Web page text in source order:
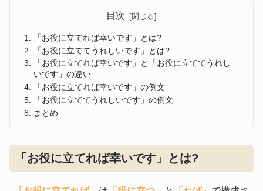
目次
「お役に立てれば幸いです」とは?
「お役に立ててうれしいです」とは?
「お役に立てれば幸いです」と「お役に立ててうれし
いです」の違い
「お役に立てれば幸いです」の例文
「お役に立ててうれしいです」の例文
まとめ
「お役に立てれば幸いです」とは?